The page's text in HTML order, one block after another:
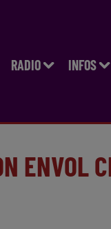
RADIO INFOS
ENVOL